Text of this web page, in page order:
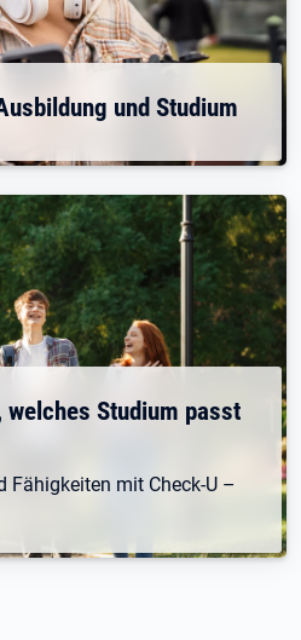
und Studium
Studium passt
Fähigkeiten mit Check-U –